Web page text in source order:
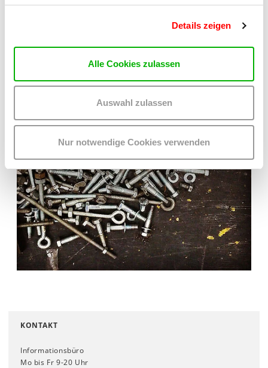
Details zeigen
Alle Cookies zulassen
Auswahl zulassen
Nur notwendige Cookies verwenden
Die rund 500 WUK Mitglieder sind im Verein wahl- und
KONTAKT
Informationsbüro
Mo bis Fr 9-20 Uhr